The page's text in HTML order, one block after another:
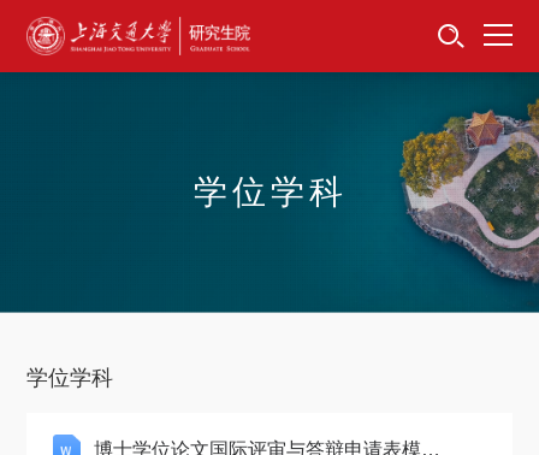
首页
学位学科
学位学科
博士学位论文国际评审与答辩申请表模